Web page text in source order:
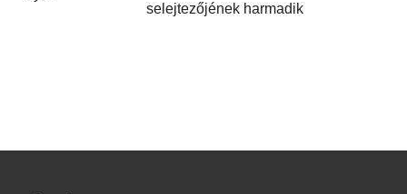
selejtezőjének harmadik